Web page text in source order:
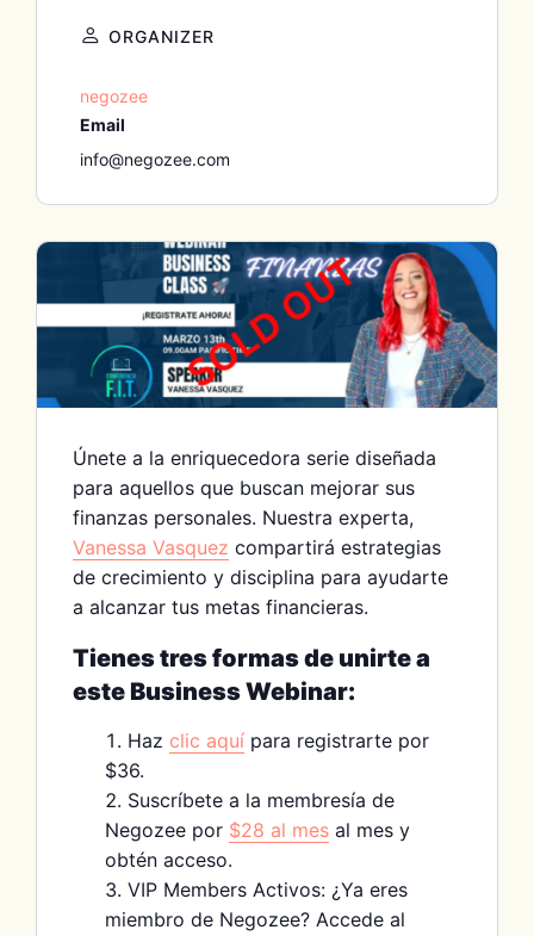
Únete a la enriquecedora serie diseñada
para aquellos que buscan mejorar sus
finanzas personales. Nuestra experta,
Vanessa Vasquez compartirá estrategias
de crecimiento y disciplina para ayudarte
a alcanzar tus metas financieras.
Tienes tres formas de unirte a
este Business Webinar:
Haz clic aquí para registrarte por
$36.
Suscríbete a la membresía de
Negozee por $28 al mes al mes y
obtén acceso.
VIP Members Activos: ¿Ya eres
miembro de Negozee? Accede al
ORGANIZER
negozee
Email
info@negozee.com